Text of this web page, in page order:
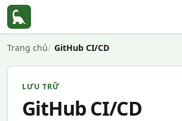
Trang chủ GitHub CI/CD
LƯU TRỮ
GitHub CI/CD